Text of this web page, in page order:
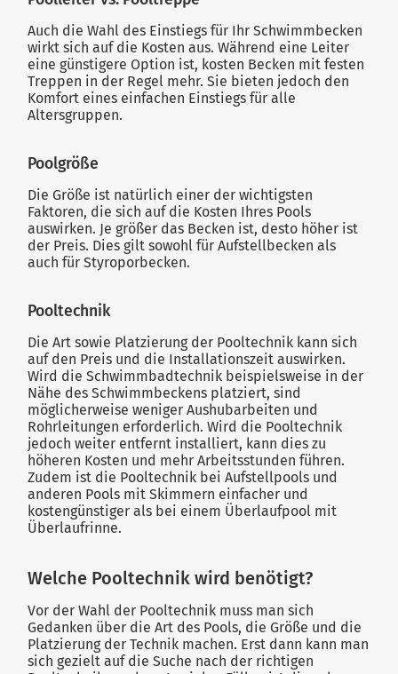
Auch die Wahl des Einstiegs für Ihr Schwimmbecken
wirkt sich auf die Kosten aus. Während eine Leiter
eine günstigere Option ist, kosten Becken mit festen
Treppen in der Regel mehr. Sie bieten jedoch den
Komfort eines einfachen Einstiegs für alle
Altersgruppen.
Poolgröße
Die Größe ist natürlich einer der wichtigsten
Faktoren, die sich auf die Kosten Ihres Pools
auswirken. Je größer das Becken ist, desto höher ist
der Preis. Dies gilt sowohl für Aufstellbecken als
auch für Styroporbecken.
Pooltechnik
Die Art sowie Platzierung der Pooltechnik kann sich
auf den Preis und die Installationszeit auswirken.
Wird die Schwimmbadtechnik beispielsweise in der
Nähe des Schwimmbeckens platziert, sind
möglicherweise weniger Aushubarbeiten und
Rohrleitungen erforderlich. Wird die Pooltechnik
jedoch weiter entfernt installiert, kann dies zu
höheren Kosten und mehr Arbeitsstunden führen.
Zudem ist die Pooltechnik bei Aufstellpools und
anderen Pools mit Skimmern einfacher und
kostengünstiger als bei einem Überlaufpool mit
Überlaufrinne.
Welche Pooltechnik wird benötigt?
Vor der Wahl der Pooltechnik muss man sich
Gedanken über die Art des Pools, die Größe und die
Platzierung der Technik machen. Erst dann kann man
sich gezielt auf die Suche nach der richtigen